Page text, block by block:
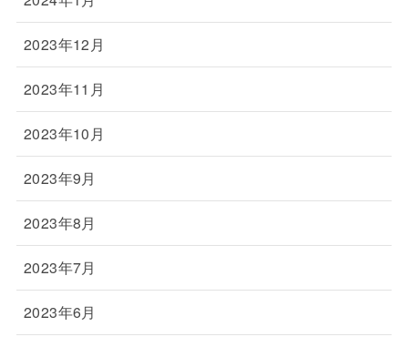
2023年12月
2023年11月
2023年10月
2023年9月
2023年8月
2023年7月
2023年6月